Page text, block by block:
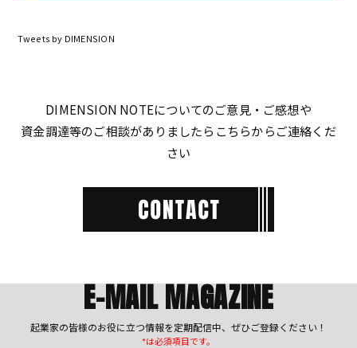
Tweets by DIMENSION
DIMENSION NOTEについてのご意見・ご感想や
資金調達等のご相談がありましたらこちらからご連絡くだ
さい
E-MAIL MAGAZINE
起業家の皆様のお役に立つ情報を定期配信中、ぜひご登録ください！
*は必須項目です。